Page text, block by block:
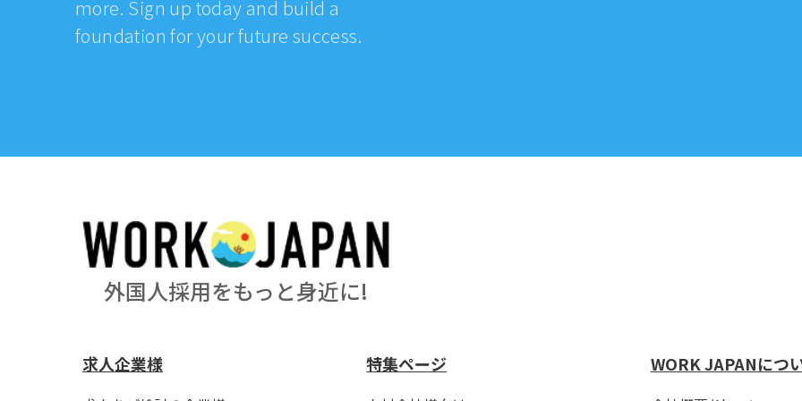
more. Sign up today and build a
foundation for your future success.
外国人採用をもっと身近に!
求人企業様 特集ページ WORK JAPANにつ